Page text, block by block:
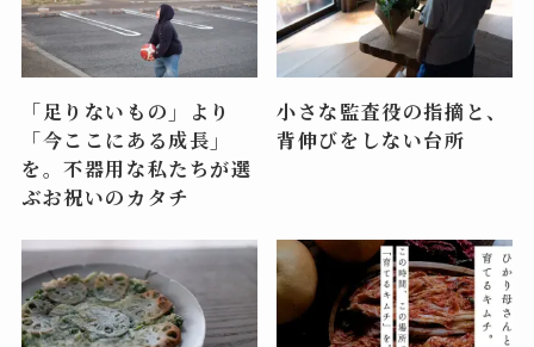
「足りないもの」より
「今ここにある成長」
を。不器用な私たちが選
ぶお祝いのカタチ
小さな監査役の指摘と、
背伸びをしない台所